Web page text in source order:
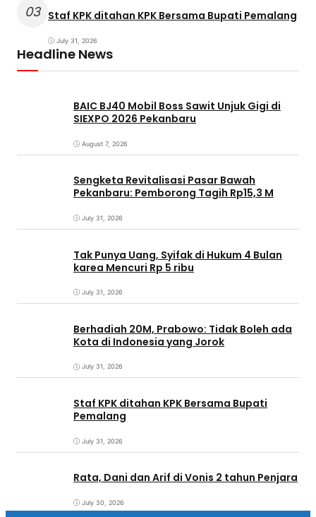
03 Staf KPK ditahan KPK Bersama Bupati Pemalang
July 31, 2026
Headline News
BAIC BJ40 Mobil Boss Sawit Unjuk Gigi di
SIEXPO 2026 Pekanbaru
August 7, 2026
Sengketa Revitalisasi Pasar Bawah
Pekanbaru: Pemborong Tagih Rp15,3 M
July 31, 2026
Tak Punya Uang, Syifak di Hukum 4 Bulan
karea Mencuri Rp 5 ribu
July 31, 2026
Berhadiah 20M, Prabowo: Tidak Boleh ada
Kota di Indonesia yang Jorok
July 31, 2026
Staf KPK ditahan KPK Bersama Bupati
Pemalang
July 31, 2026
Rata, Dani dan Arif di Vonis 2 tahun Penjara
July 30, 2026